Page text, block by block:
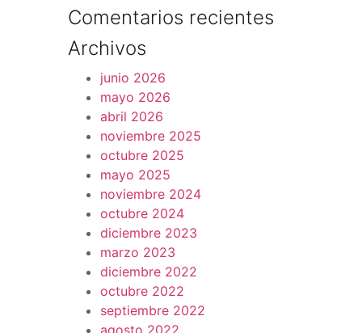
Comentarios recientes
Archivos
junio 2026
mayo 2026
abril 2026
noviembre 2025
octubre 2025
mayo 2025
noviembre 2024
octubre 2024
diciembre 2023
marzo 2023
diciembre 2022
octubre 2022
septiembre 2022